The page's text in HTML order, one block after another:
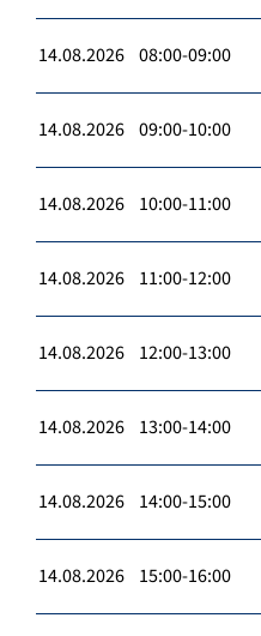
14.08.2026 08:00-09:00
14.08.2026 09:00-10:00
14.08.2026 10:00-11:00
14.08.2026 11:00-12:00
14.08.2026 12:00-13:00
14.08.2026 13:00-14:00
14.08.2026 14:00-15:00
14.08.2026 15:00-16:00